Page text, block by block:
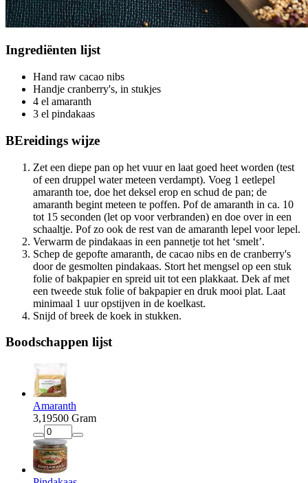
Ingrediënten lijst
Hand raw cacao nibs
Handje cranberry's, in stukjes
4 el amaranth
3 el pindakaas
BEreidings wijze
Zet een diepe pan op het vuur en laat goed heet worden (test
of een druppel water meteen verdampt). Voeg 1 eetlepel
amaranth toe, doe het deksel erop en schud de pan; de
amaranth begint meteen te poffen. Pof de amaranth in ca. 10
tot 15 seconden (let op voor verbranden) en doe over in een
schaaltje. Pof zo ook de rest van de amaranth lepel voor lepel.
Verwarm de pindakaas in een pannetje tot het ‘smelt’.
Schep de gepofte amaranth, de cacao nibs en de cranberry's
door de gesmolten pindakaas. Stort het mengsel op een stuk
folie of bakpapier en spreid uit tot een plakkaat. Dek af met
een tweede stuk folie of bakpapier en druk mooi plat. Laat
minimaal 1 uur opstijven in de koelkast.
Snijd of breek de koek in stukken.
Boodschappen lijst
Amaranth
3,19500 Gram